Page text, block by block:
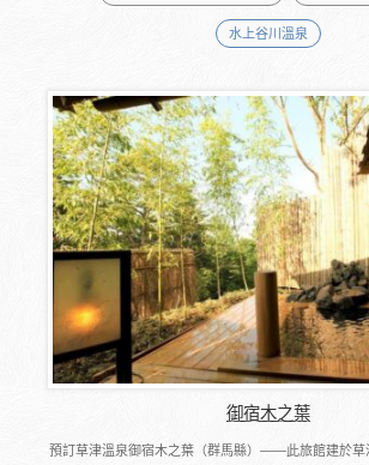
水上谷川溫泉
御宿木之葉
預訂草津溫泉御宿木之葉（群馬縣）――此旅館建於草